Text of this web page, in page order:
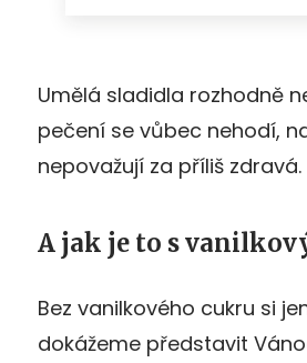
Umělá sladidla rozhodně
pečení se vůbec nehodí,
nepovažují za příliš zdravá.
A jak je to s
Bez vanilkového cukru si
dokážeme představit